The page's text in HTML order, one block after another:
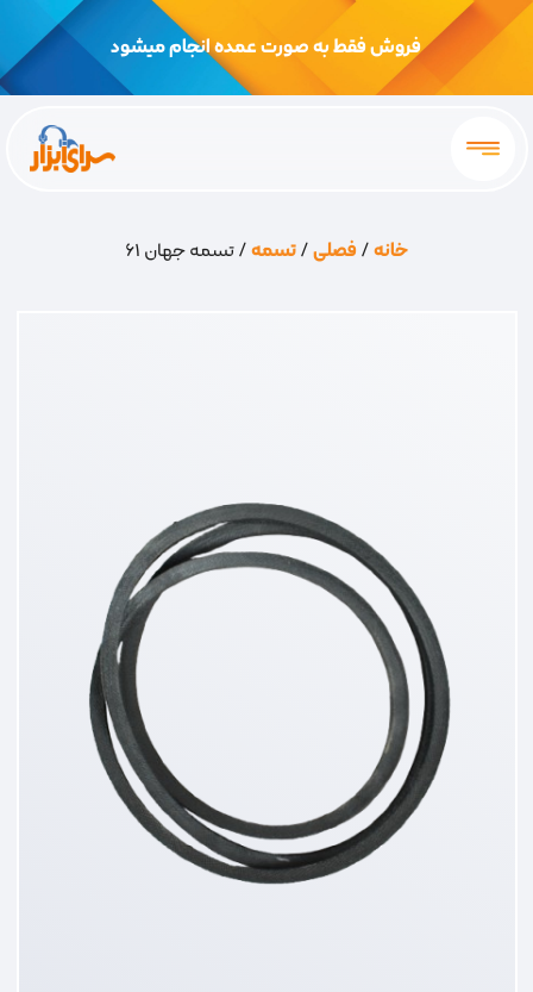
فروش فقط به صورت عمده انجام میشود
خانه/فصلی/تسمه/ تسمه جهان 61